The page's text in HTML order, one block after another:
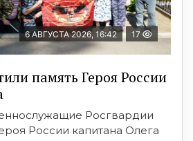
6 АВГУСТА 2026, 16:42 17
память Героя России
Росгвардии
России капитана Олега